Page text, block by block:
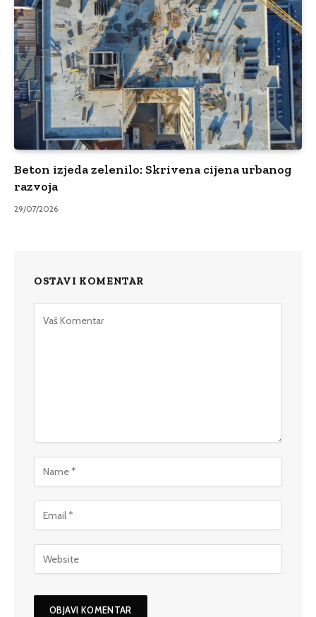
Beton izjeda zelenilo: Skrivena cijena urbanog
razvoja
29/07/2026
OSTAVI KOMENTAR